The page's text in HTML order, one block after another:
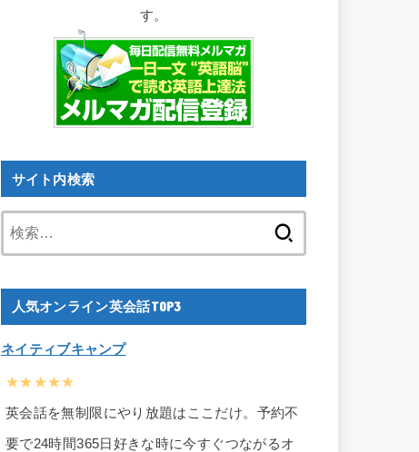
す。
サイト内検索
人気オンライン英会話TOP3
ネイティブキャンプ
★★★★★
英会話を無制限にやり放題はここだけ。予約不
要で24時間365日好きな時に今すぐつながるオ